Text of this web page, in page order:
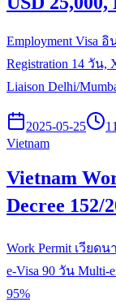
Employment Visa
Registration 14 วัน
Liaison Delhi/
2025-05-25
Vietnam
Vietnam
Decree 152/
Work Permit เวียด
e-Visa 90 วัน
95%